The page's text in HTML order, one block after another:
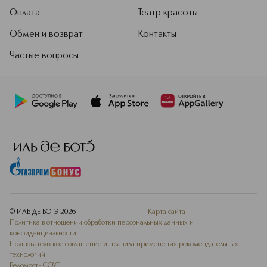
Материал эластичен,
гипоаллергенен, не содержит
латекса и бисфенола А. Резинка
делает «Инвизибабл» не только
щадящим, но и практичным
Подробнее
Оплата
Обмен и возврат
Частые вопросы
Театр красоты
Контакты
© ИЛЬ ДЕ БОТЭ 2026
Карта сайта
Политика в отношении обработки персональных данных и
конфиденциальности
Пользовательское соглашение и правила применения рекомендательных
технологий